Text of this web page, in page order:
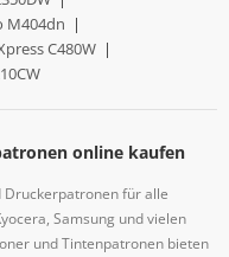
M404dn |
C480W |
online kaufen
Druckerpatronen für alle
Samsung und vielen
und Tintenpatronen bieten